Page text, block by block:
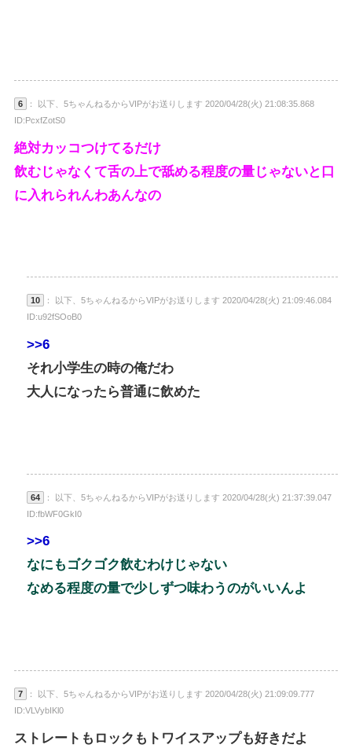
6
： 以下、5ちゃんねるからVIPがお送りします 2020/04/28(火) 21:08:35.868
ID:PcxfZotS0
絶対カッコつけてるだけ
飲むじゃなくて舌の上で舐める程度の量じゃないと口
に入れられんわあんなの
10
： 以下、5ちゃんねるからVIPがお送りします 2020/04/28(火) 21:09:46.084
ID:u92fSOoB0
>>6
それ小学生の時の俺だわ
大人になったら普通に飲めた
64
： 以下、5ちゃんねるからVIPがお送りします 2020/04/28(火) 21:37:39.047
ID:fbWF0GkI0
>>6
なにもゴクゴク飲むわけじゃない
なめる程度の量で少しずつ味わうのがいいんよ
7
： 以下、5ちゃんねるからVIPがお送りします 2020/04/28(火) 21:09:09.777
ID:VLVybIKl0
ストレートもロックもトワイスアップも好きだよ